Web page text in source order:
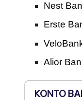
Nest
Erste
Alior
KONTO